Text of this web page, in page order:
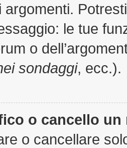
argomenti.
le tue
o
sondaggi, ecc.).
o cancello un
o cancellare